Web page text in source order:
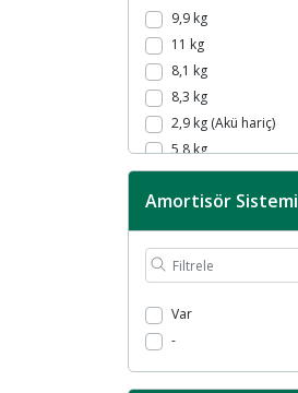
9,9 kg
11 kg
8,1 kg
8,3 kg
2,9 kg (Akü hariç)
5,8 kg
6,4 kg
3,2 kg
11,3 kg
5,7 kg
8 kg
8,8 kg
4,9 kg
Amortisör Sistemi
Var
-